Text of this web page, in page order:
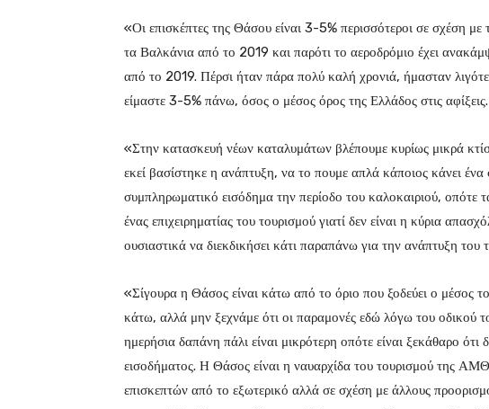
«Οι επισκέπτες της Θάσου είναι 3-5% περισσότεροι σε σχέση με
τα Βαλκάνια από το 2019 και παρότι το αεροδρόμιο έχει
από το 2019. Πέρσι ήταν πάρα πολύ καλή χρονιά, ήμασταν
είμαστε 3-5% πάνω, όσος ο μέσος όρος της Ελλάδος στις αφίξεις.
«Στην κατασκευή νέων καταλυμάτων βλέπουμε κυρίως μικρά
εκεί βασίστηκε η ανάπτυξη, να το πουμε απλά κάποιος κάνει ένα
συμπληρωματικό εισόδημα την περίοδο του καλοκαιριού, οπότε
ένας επιχειρηματίας του τουρισμού γιατί δεν είναι η κύρια
ουσιαστικά να διεκδικήσει κάτι παραπάνω για την ανάπτυξη του
«Σίγουρα η Θάσος είναι κάτω από το όριο που ξοδεύει ο μέσος
κάτω, αλλά μην ξεχνάμε ότι οι παραμονές εδώ λόγω του οδικού
ημερήσια δαπάνη πάλι είναι μικρότερη οπότε είναι ξεκάθαρο ότι
εισοδήματος. Η Θάσος είναι η ναυαρχίδα του τουρισμού της
επισκεπτών από το εξωτερικό αλλά σε σχέση με άλλους